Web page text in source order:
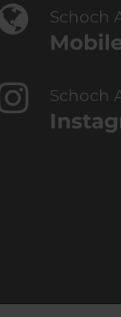
Schoch
Schoch